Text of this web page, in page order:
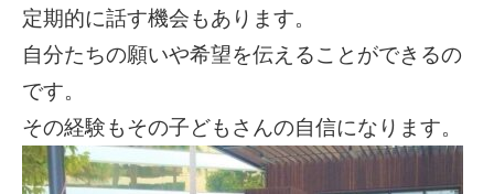
定期的に話す機会もあります。
自分たちの願いや希望を伝えることができるの
です。
その経験もその子どもさんの自信になります。